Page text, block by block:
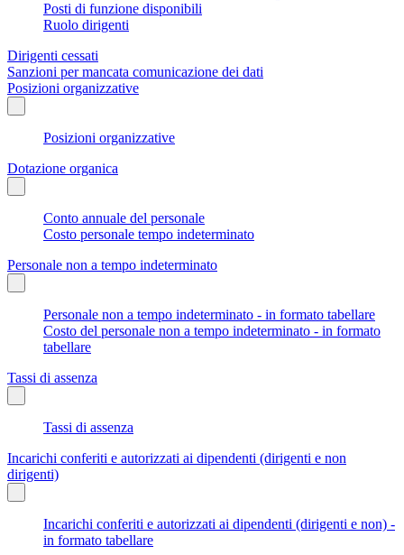
Posti di funzione disponibili
Ruolo dirigenti
Dirigenti cessati
Sanzioni per mancata comunicazione dei dati
Posizioni organizzative
Posizioni organizzative
Dotazione organica
Conto annuale del personale
Costo personale tempo indeterminato
Personale non a tempo indeterminato
Personale non a tempo indeterminato - in formato tabellare
Costo del personale non a tempo indeterminato - in formato
tabellare
Tassi di assenza
Tassi di assenza
Incarichi conferiti e autorizzati ai dipendenti (dirigenti e non
dirigenti)
Incarichi conferiti e autorizzati ai dipendenti (dirigenti e non) -
in formato tabellare